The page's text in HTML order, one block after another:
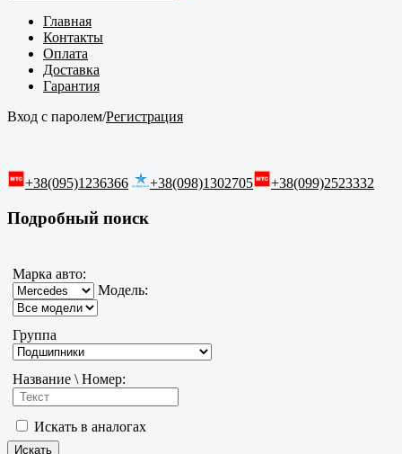
Главная
Контакты
Оплата
Доставка
Гарантия
Вход с паролем/Регистрация
+38(095)1236366 +38(098)1302705 +38(099)2523332
Подробный поиск
Марка авто:
Модель:
Группа
Название \ Номер:
Искать в аналогах